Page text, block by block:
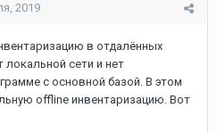
2019
в отдалённых
локальной сети и нет
с основной базой. В этом
offline инвентаризацию. Вот